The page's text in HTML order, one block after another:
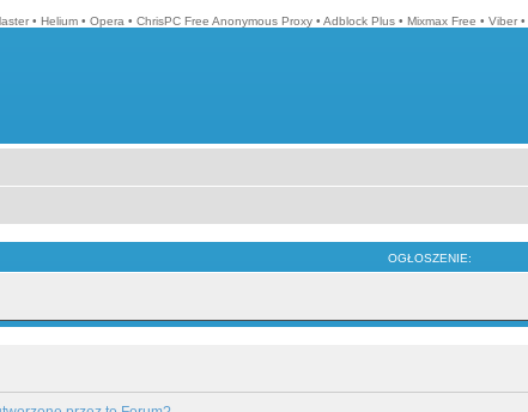
• Helium • Opera • ChrisPC Free Anonymous Proxy • Adblock Plus • Mixmax Free • Viber •
OGŁOSZENIE: